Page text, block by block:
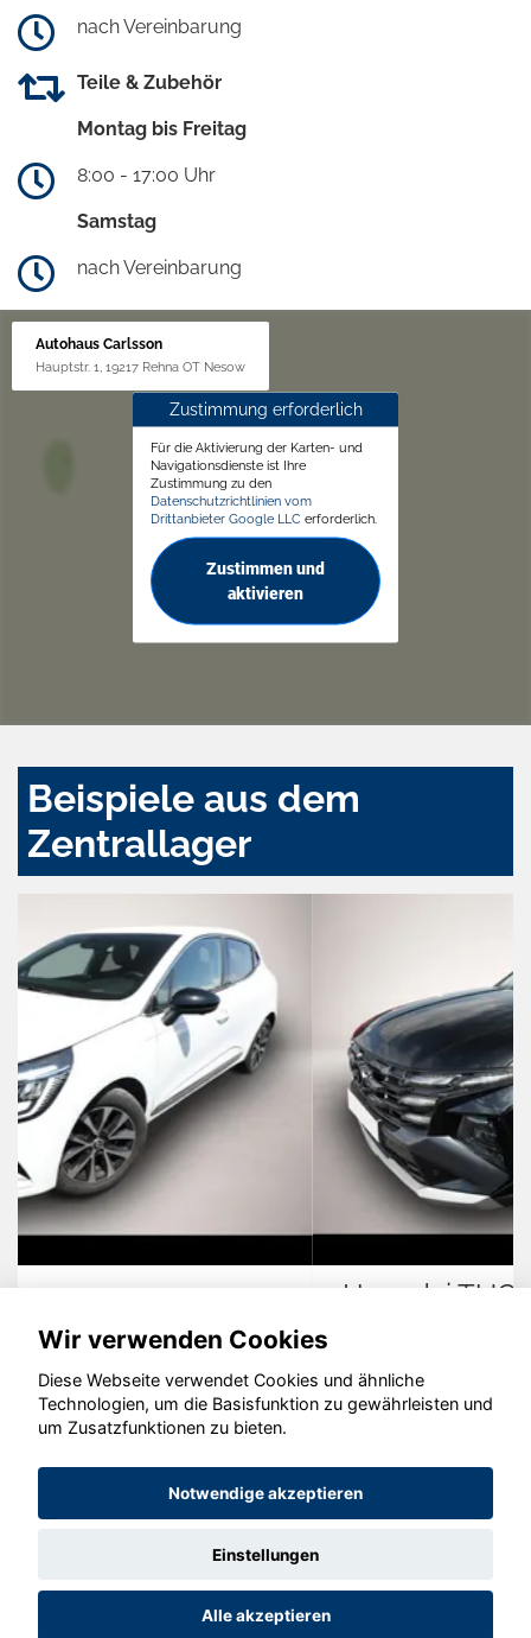
nach Vereinbarung
Teile & Zubehör
Montag bis Freitag
8:00 - 17:00 Uhr
Samstag
nach Vereinbarung
Autohaus Carlsson
Hauptstr. 1, 19217 Rehna OT Nesow
Zustimmung erforderlich
Für die Aktivierung der Karten- und
Navigationsdienste ist Ihre
Zustimmung zu den
Datenschutzrichtlinien vom
Drittanbieter Google LLC erforderlich.
Zustimmen und
aktivieren
Beispiele aus dem
Zentrallager
© konjunkturmotor.de GmbH 2020 - 2026
Wir verwenden Cookies
Diese Webseite verwendet Cookies und ähnliche
Technologien, um die Basisfunktion zu gewährleisten und
um Zusatzfunktionen zu bieten.
Notwendige akzeptieren
Einstellungen
Alle akzeptieren